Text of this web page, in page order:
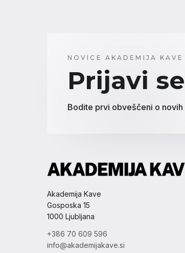
NOVICE AKADEMIJA KAVE
Prijavi
Bodite prvi obveščeni o
Akademija Kave
Gosposka 15
1000 Ljubljana
+386 70 609 596
info@akademijakave.si